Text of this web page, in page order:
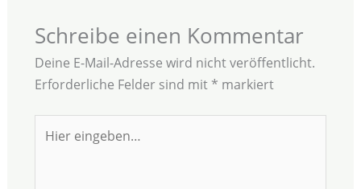
Schreibe einen Kommentar
Deine E-Mail-Adresse wird nicht veröffentlicht.
Erforderliche Felder sind mit * markiert
eingeben…